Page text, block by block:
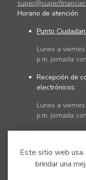
Este sitio web usa
brindar una
Horario de atención
Punto
Lunes a
p.m. jornada
Recepción de
electrónicos:
Lunes a
p.m. jornada